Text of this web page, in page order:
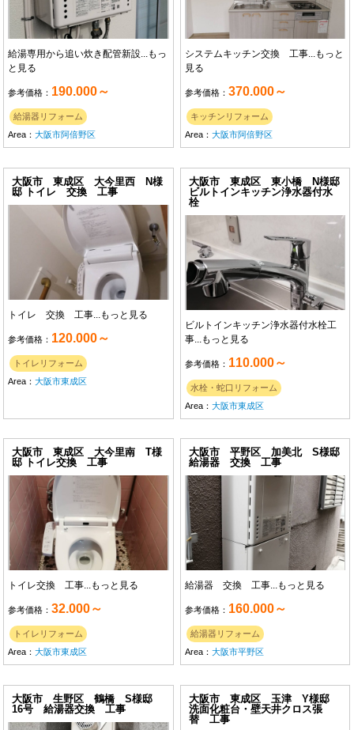
給湯専用から追い炊き配管新設...もっ
と見る
参考価格： 190.000～
給湯器リフォーム
Area：大阪市阿倍野区
システムキッチン交換 工事...もっと
見る
参考価格：370.000～
キッチンリフォーム
Area：大阪市阿倍野区
大阪市 東成区 大今里西 N様
邸 トイレ 交換 工事
トイレ 交換 工事...もっと見る
参考価格： 120.000～
トイレリフォーム
Area：大阪市東成区
大阪市 東成区 東小橋 N様邸
ビルトインキッチン浄水器付水
栓
ビルトインキッチン浄水器付水栓工
事...もっと見る
参考価格： 110.000～
水栓・蛇口リフォーム
Area：大阪市東成区
大阪市 東成区 大今里南 T様
邸 トイレ交換 工事
トイレ交換 工事...もっと見る
参考価格：32.000～
トイレリフォーム
Area：大阪市東成区
大阪市 平野区 加美北 S様邸
給湯器 交換 工事
給湯器 交換 工事...もっと見る
参考価格： 160.000～
給湯器リフォーム
Area：大阪市平野区
大阪市 生野区 鶴橋 S様邸
16号 給湯器交換 工事
大阪市 東成区 玉津 Y様邸
洗面化粧台・壁天井クロス張
替 工事